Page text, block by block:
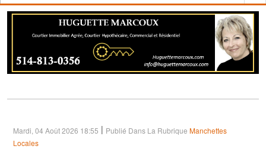
INFORMATION
SPORTS
TENDANCES
Mardi, 04 Août 2026 18:55 | Publié Dans La Rubrique Manchettes
Locales